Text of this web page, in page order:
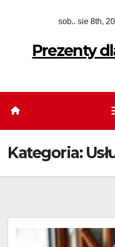
sob.. sie 8th,
Prezenty
Kategoria: